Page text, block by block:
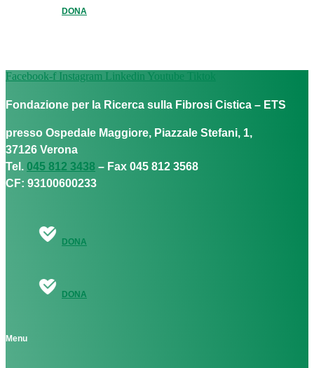
DONA
Facebook-f Instagram Linkedin Youtube Tiktok
Fondazione per la Ricerca sulla Fibrosi Cistica – ETS
presso Ospedale Maggiore, Piazzale Stefani, 1,
37126 Verona
Tel. 045 812 3438 – Fax 045 812 3568
CF: 93100600233
DONA
DONA
Menu